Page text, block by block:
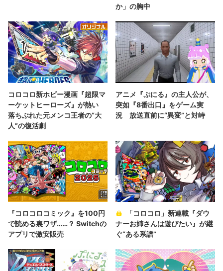
か」の胸中
コロコロ新ホビー漫画『超限マ
ーケットヒーローズ』が熱い
落ちぶれた元メンコ王者の“大
人”の復活劇
アニメ『ぷにる』の主人公が、
突如『8番出口』をゲーム実
況 放送直前に“異変”と対峙
『コロコロコミック』を100円
で読める裏ワザ……？ Switchの
アプリで激安販売
「コロコロ」新連載『ダウ
ナーお姉さんは遊びたい』が継
ぐ“ある系譜”